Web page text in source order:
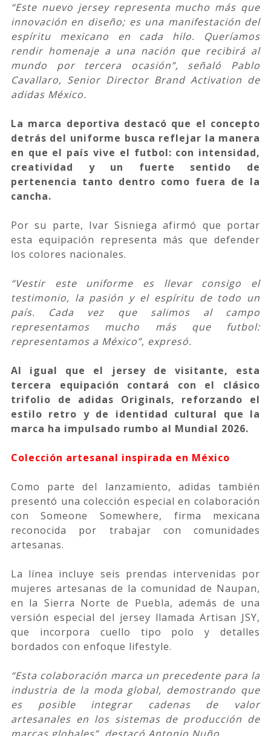
“Este nuevo jersey representa mucho más que
innovación en diseño; es una manifestación del
espíritu mexicano en cada hilo. Queríamos
rendir homenaje a una nación que recibirá al
mundo por tercera ocasión”, señaló Pablo
Cavallaro, Senior Director Brand Activation de
adidas México.
La marca deportiva destacó que el concepto
detrás del uniforme busca reflejar la manera
en que el país vive el futbol: con intensidad,
creatividad y un fuerte sentido de
pertenencia tanto dentro como fuera de la
cancha.
Por su parte, Ivar Sisniega afirmó que portar
esta equipación representa más que defender
los colores nacionales.
“Vestir este uniforme es llevar consigo el
testimonio, la pasión y el espíritu de todo un
país. Cada vez que salimos al campo
representamos mucho más que futbol:
representamos a México”, expresó.
Al igual que el jersey de visitante, esta
tercera equipación contará con el clásico
trifolio de adidas Originals, reforzando el
estilo retro y de identidad cultural que la
marca ha impulsado rumbo al Mundial 2026.
Colección artesanal inspirada en México
Como parte del lanzamiento, adidas también
presentó una colección especial en colaboración
con Someone Somewhere, firma mexicana
reconocida por trabajar con comunidades
artesanas.
La línea incluye seis prendas intervenidas por
mujeres artesanas de la comunidad de Naupan,
en la Sierra Norte de Puebla, además de una
versión especial del jersey llamada Artisan JSY,
que incorpora cuello tipo polo y detalles
bordados con enfoque lifestyle.
“Esta colaboración marca un precedente para la
industria de la moda global, demostrando que
es posible integrar cadenas de valor
artesanales en los sistemas de producción de